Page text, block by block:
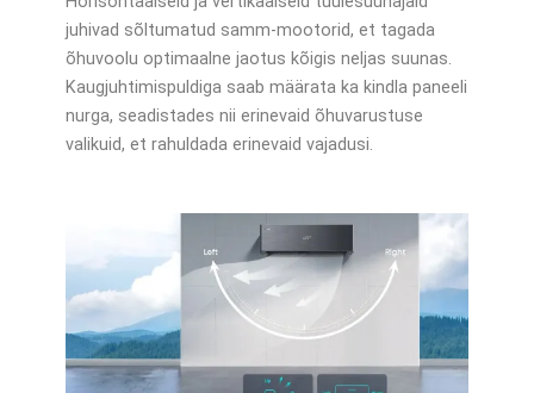
juhivad sõltumatud samm-mootorid, et tagada
õhuvoolu optimaalne jaotus kõigis neljas suunas.
Kaugjuhtimispuldiga saab määrata ka kindla paneeli
nurga, seadistades nii erinevaid õhuvarustuse
valikuid, et rahuldada erinevaid vajadusi.